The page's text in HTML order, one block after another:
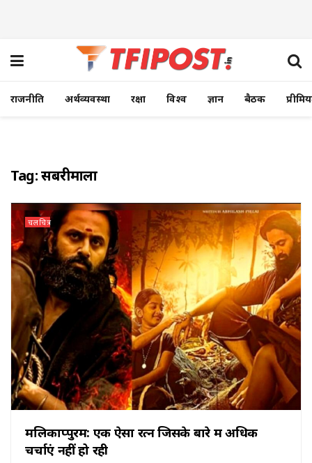
राजनीति अर्थव्यवस्था रक्षा विश्व ज्ञान बैठक
Tag:सबरीमाला
चलचित्र
मलिकाप्पुरम: एक ऐसा रत्न जिसके बारे में अधिक
चर्चाएं नहीं हो रही